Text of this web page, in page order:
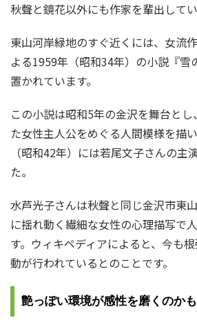
秋聲と鏡花以外にも作家を輩出してい
東山河岸緑地のすぐ近くには、女流
よる1959年（昭和34年）の小説『雪
置かれています。
この小説は昭和5年の金沢を舞台と
た女性主人公をめぐる人間模様を描
（昭和42年）には若尾文子さんの主
た。
水芦光子さんは秋聲と同じ金沢市東
に揺れ動く繊細な女性の心理描写で
す。ウィキペディアによると、今も
動が行われているとのことです。
艶っぽい環境が感性を磨くのかも